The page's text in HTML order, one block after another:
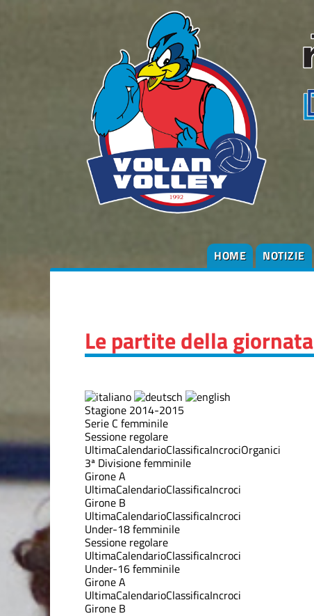
HOME NOTIZIE
Le partite della giornata
Stagione 2014-2015
Serie C femminile
Sessione regolare
UltimaCalendarioClassificaIncrociOrganici
3ª Divisione femminile
Girone A
UltimaCalendarioClassificaIncroci
Girone B
UltimaCalendarioClassificaIncroci
Under-18 femminile
Sessione regolare
UltimaCalendarioClassificaIncroci
Under-16 femminile
Girone A
UltimaCalendarioClassificaIncroci
Girone B